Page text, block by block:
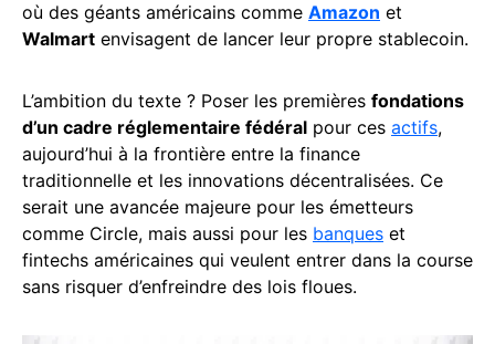
où des géants américains comme Amazon et
Walmart envisagent de lancer leur propre stablecoin.
L’ambition du texte ? Poser les premières fondations
d’un cadre réglementaire fédéral pour ces actifs,
aujourd’hui à la frontière entre la finance
traditionnelle et les innovations décentralisées. Ce
serait une avancée majeure pour les émetteurs
comme Circle, mais aussi pour les banques et
fintechs américaines qui veulent entrer dans la course
sans risquer d’enfreindre des lois floues.